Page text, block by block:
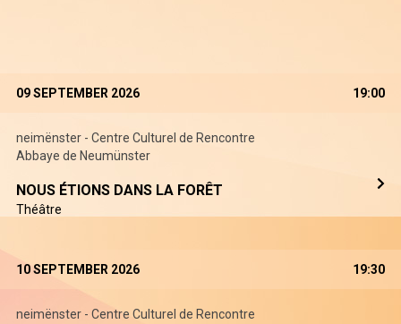
09 SEPTEMBER 2026 19:00
neimënster - Centre Culturel de Rencontre
Abbaye de Neumünster
NOUS ÉTIONS DANS LA FORÊT
Théâtre
10 SEPTEMBER 2026 19:30
neimënster - Centre Culturel de Rencontre